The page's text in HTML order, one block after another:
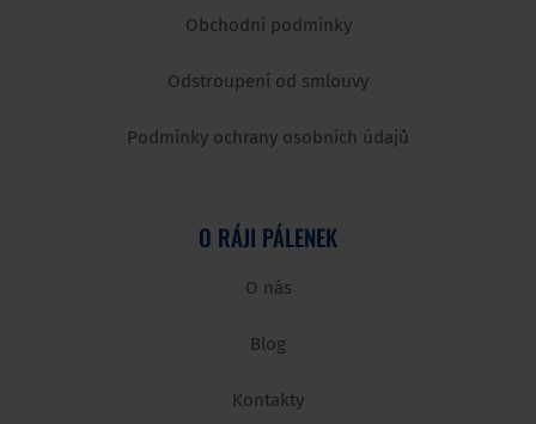
Obchodní podmínky
Odstroupení od smlouvy
Podmínky ochrany osobních údajů
O RÁJI PÁLENEK
O nás
Blog
Kontakty